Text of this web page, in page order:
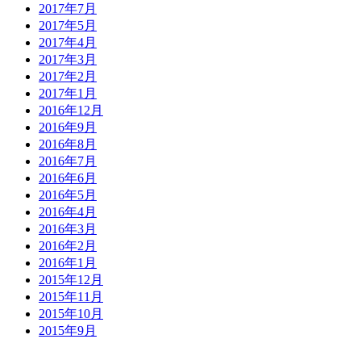
2017年7月
2017年5月
2017年4月
2017年3月
2017年2月
2017年1月
2016年12月
2016年9月
2016年8月
2016年7月
2016年6月
2016年5月
2016年4月
2016年3月
2016年2月
2016年1月
2015年12月
2015年11月
2015年10月
2015年9月